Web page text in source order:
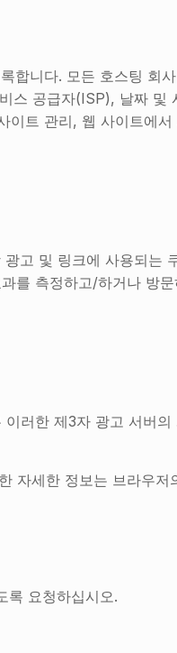
니다. 모든 호스팅 회
스 공급자(ISP), 날짜 및
트 관리, 웹 사이트에
고 및 링크에 사용되는
를 측정하고/하거나 방
러한 제3자 광고 서버
자세한 정보는 브라우
록 요청하십시오.